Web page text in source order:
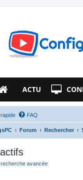
ACTU
FAQ
Forum Rechercher
recherche avancée